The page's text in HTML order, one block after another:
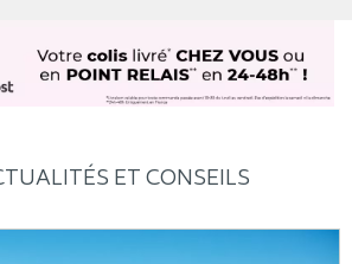
ET CONSEILS